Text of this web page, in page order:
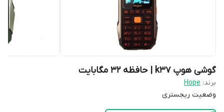
گوشی هوپ k37 | حافظه 32 مگابایت
برند: Hope
وضعیت ریجستری